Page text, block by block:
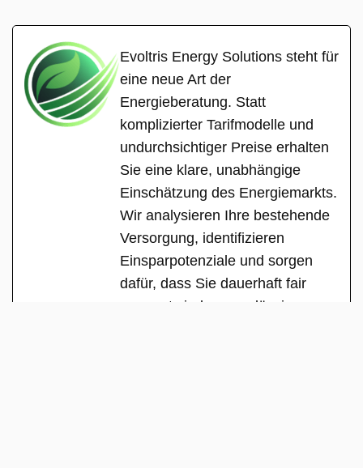
Evoltris Energy Solutions steht für
eine neue Art der
Energieberatung. Statt
komplizierter Tarifmodelle und
undurchsichtiger Preise erhalten
Sie eine klare, unabhängige
Einschätzung des Energiemarkts.
Wir analysieren Ihre bestehende
Versorgung, identifizieren
Einsparpotenziale und sorgen
dafür, dass Sie dauerhaft fair
versorgt sind – zuverlässig,